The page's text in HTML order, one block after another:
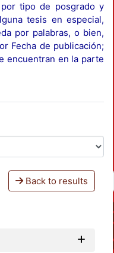
por tipo de posgrado y
tesis en especial,
por palabras, o bien,
Fecha de publicación;
encuentran en la parte
Back to results